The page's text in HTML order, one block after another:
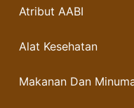
Atribut AABI
Alat Kesehatan
Makanan Dan